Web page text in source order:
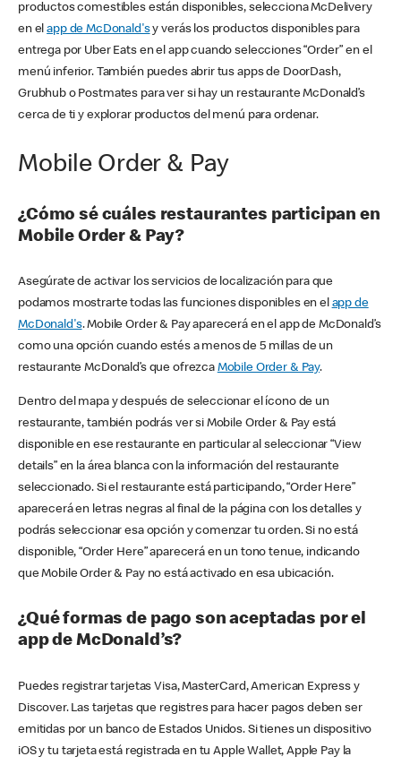
productos comestibles están disponibles, selecciona McDelivery
en elapp de McDonald'sy verás los productos disponibles para
entrega por Uber Eats en el app cuando selecciones “Order” en el
menú inferior. También puedes abrir tus apps de DoorDash,
Grubhub o Postmates para ver si hay un restaurante McDonald’s
cerca de ti y explorar productos del menú para ordenar.
Mobile Order & Pay
¿Cómo sé cuáles restaurantes participan en
Mobile Order & Pay?
Asegúrate de activar los servicios de localización para que
podamos mostrarte todas las funciones disponibles en el app de
McDonald's. Mobile Order & Pay aparecerá en el app de McDonald’s
como una opción cuando estés a menos de 5 millas de un
restaurante McDonald’s que ofrezca Mobile Order & Pay.
Dentro del mapa y después de seleccionar el ícono de un
restaurante, también podrás ver si Mobile Order & Pay está
disponible en ese restaurante en particular al seleccionar “View
details” en la área blanca con la información del restaurante
seleccionado. Si el restaurante está participando, “Order Here”
aparecerá en letras negras al final de la página con los detalles y
podrás seleccionar esa opción y comenzar tu orden. Si no está
disponible, “Order Here” aparecerá en un tono tenue, indicando
que Mobile Order & Pay no está activado en esa ubicación.
¿Qué formas de pago son aceptadas por el
app de McDonald’s?
Puedes registrar tarjetas Visa, MasterCard, American Express y
Discover. Las tarjetas que registres para hacer pagos deben ser
emitidas por un banco de Estados Unidos. Si tienes un dispositivo
iOS y tu tarjeta está registrada en tu Apple Wallet, Apple Pay la